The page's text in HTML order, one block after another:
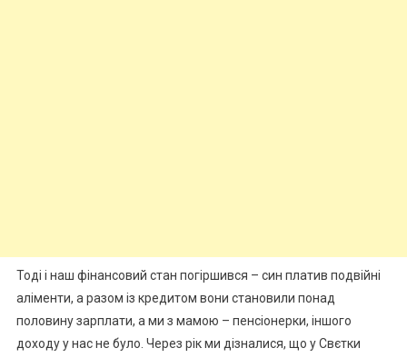
Тоді і наш фінансовий стан погіршився – син платив подвійні
аліменти, а разом із кредитом вони становили понад
половину зарплати, а ми з мамою – пенсіонерки, іншого
доходу у нас не було. Через рік ми дізналися, що у Свєтки